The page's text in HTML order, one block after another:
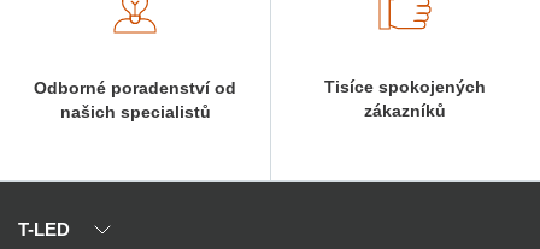
Odborné poradenství od
našich specialistů
Tisíce spokojených
zákazníků
T-LED